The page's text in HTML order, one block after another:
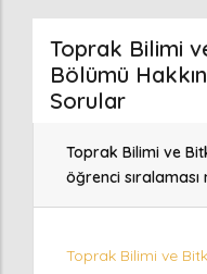
Toprak Bilimi
Bölümü
Sorular
Toprak Bilimi ve
öğrenci sıralaması
Toprak Bilimi ve